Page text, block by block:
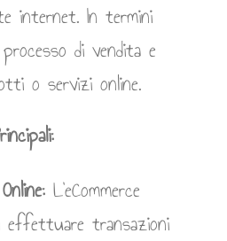
internet. In termini
di vendita e
o servizi online.
L’eCommerce
effettuare transazioni